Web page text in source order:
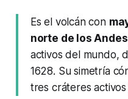
Es el volcán con
norte de los Andes
activos del mundo,
1628. Su simetría
tres cráteres